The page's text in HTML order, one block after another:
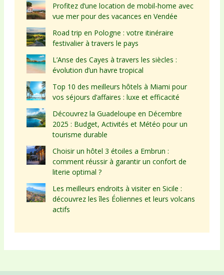
Profitez d’une location de mobil-home avec
vue mer pour des vacances en Vendée
Road trip en Pologne : votre itinéraire
festivalier à travers le pays
L’Anse des Cayes à travers les siècles :
évolution d’un havre tropical
Top 10 des meilleurs hôtels à Miami pour
vos séjours d’affaires : luxe et efficacité
Découvrez la Guadeloupe en Décembre
2025 : Budget, Activités et Météo pour un
tourisme durable
Choisir un hôtel 3 étoiles a Embrun :
comment réussir à garantir un confort de
literie optimal ?
Les meilleurs endroits à visiter en Sicile :
découvrez les îles Éoliennes et leurs volcans
actifs